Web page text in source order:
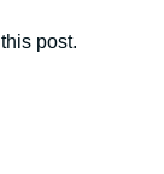
post.